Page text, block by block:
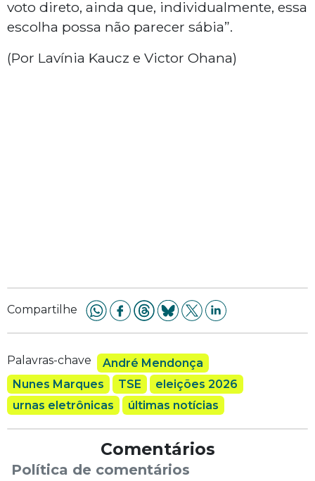
voto direto, ainda que, individualmente, essa
escolha possa não parecer sábia”.
(Por Lavínia Kaucz e Victor Ohana)
Compartilhe
Palavras-chave
André Mendonça
Nunes Marques
TSE
eleições 2026
urnas eletrônicas
últimas notícias
Comentários
Política de comentários